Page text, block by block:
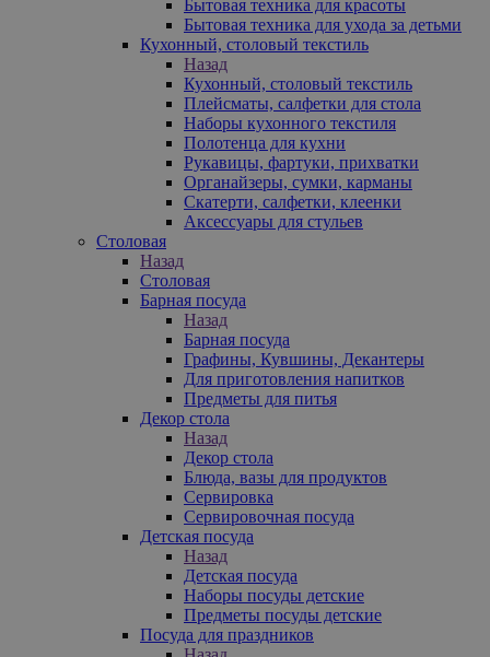
Бытовая техника для красоты
Бытовая техника для ухода за детьми
Кухонный, столовый текстиль
Назад
Кухонный, столовый текстиль
Плейсматы, салфетки для стола
Наборы кухонного текстиля
Полотенца для кухни
Рукавицы, фартуки, прихватки
Органайзеры, сумки, карманы
Скатерти, салфетки, клеенки
Аксессуары для стульев
Столовая
Назад
Столовая
Барная посуда
Назад
Барная посуда
Графины, Кувшины, Декантеры
Для приготовления напитков
Предметы для питья
Декор стола
Назад
Декор стола
Блюда, вазы для продуктов
Сервировка
Сервировочная посуда
Детская посуда
Назад
Детская посуда
Наборы посуды детские
Предметы посуды детские
Посуда для праздников